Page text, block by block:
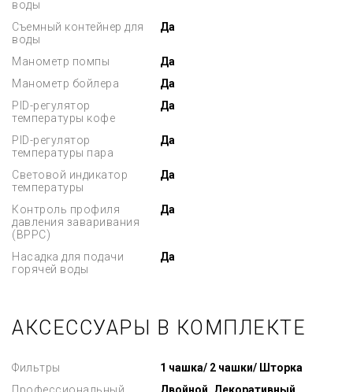
воды
Съемный контейнер для
воды
Да
Манометр помпы
Да
Манометр бойлера
Да
PID-регулятор
температуры кофе
Да
PID-регулятор
температуры пара
Да
Световой индикатор
температуры
Да
Контроль профиля
давления заваривания
(BPPC)
Да
Насадка для подачи
горячей воды
Да
АКСЕССУАРЫ В КОМПЛЕКТЕ
Фильтры
1 чашка/ 2 чашки/ Шторка